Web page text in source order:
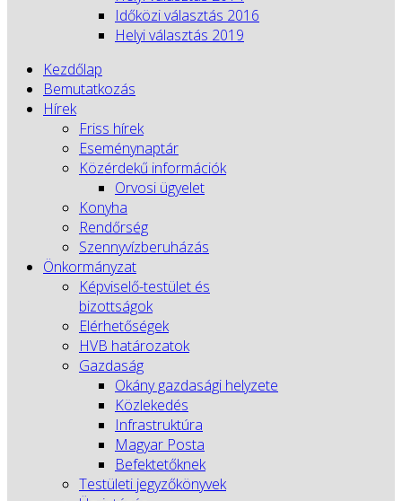
Időközi választás 2016
Helyi választás 2019
Kezdőlap
Bemutatkozás
Hírek
Friss hírek
Eseménynaptár
Közérdekű információk
Orvosi ügyelet
Konyha
Rendőrség
Szennyvízberuházás
Önkormányzat
Képviselő-testület és
bizottságok
Elérhetőségek
HVB határozatok
Gazdaság
Okány gazdasági helyzete
Közlekedés
Infrastruktúra
Magyar Posta
Befektetőknek
Testületi jegyzőkönyvek